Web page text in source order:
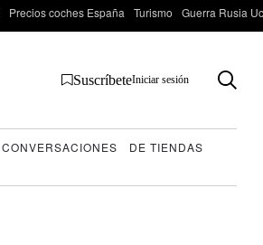
Precios coches España Turismo Guerra Rusia
SuscríbeteIniciar sesión
CONVERSACIONES
DE TIENDAS